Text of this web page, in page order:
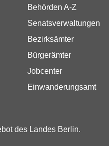
Behörden A-Z
Senatsverwaltungen
Bezirksämter
Bürgerämter
Jobcenter
Einwanderungsamt
des Landes Berlin.